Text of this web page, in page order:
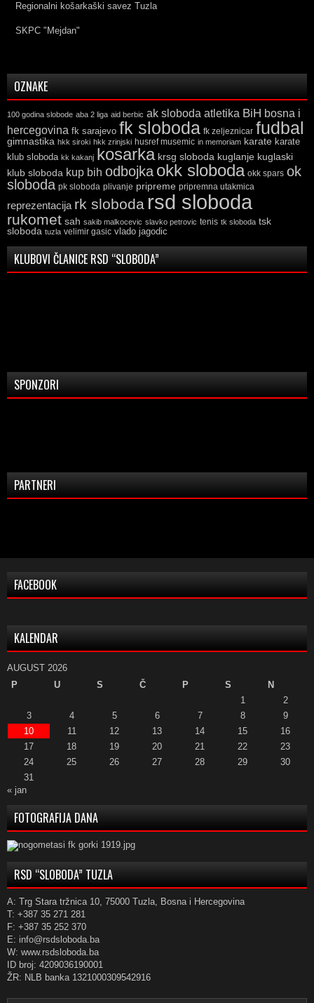
Regionalni košarkaški savez Tuzla
SKPC "Mejdan"
OZNAKE
100 godina slobode aba 2 liga aid berbic ak sloboda atletika BiH bosna i
hercegovina fk sarajevo fk sloboda fk zeljeznicar fudbal
gimnastika hkk siroki hkk zrinjski husref musemic in memoriam karate karate
klub sloboda kk kakanj kosarka krsg sloboda kuglanje kuglaski
klub sloboda kup bih odbojka okk sloboda okk spars ok
sloboda pk sloboda plivanje pripreme pripremna utakmica
reprezentacija rk sloboda rsd sloboda
rukomet sah sakib malkocevic slavko petrovic tenis tk sloboda tsk
sloboda tuzla velimir gasic vlado jagodic
KLUBOVI ČLANICE RSD “SLOBODA”
SPONZORI
PARTNERI
FACEBOOK
KALENDAR
AUGUST 2026
P
U S Č P S
N
1
2
3
4 5 6 7 8
9
10
11 12 13 14 15
16
17
18 19 20 21 22
23
24
25 26 27 28 29
30
31
« jan
FOTOGRAFIJA DANA
RSD “SLOBODA” TUZLA
A: Trg Stara tržnica 10, 75000 Tuzla, Bosna i Hercegovina
T: +387 35 271 281
F: +387 35 252 370
E: info@rsdsloboda.ba
W: www.rsdsloboda.ba
ID broj: 4209036190001
ŽR: NLB banka 1321000309542916